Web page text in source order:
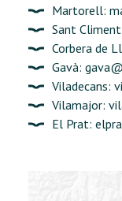
Martorell:
Sant
Corbera de
Gavà:
Viladecans:
Vilamajor:
El Prat: